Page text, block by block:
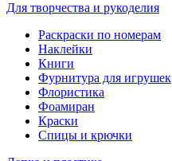
Для творчества и рукоделия
Раскраски по номерам
Наклейки
Книги
Фурнитура для игрушек
Флористика
Фоамиран
Краски
Спицы и крючки